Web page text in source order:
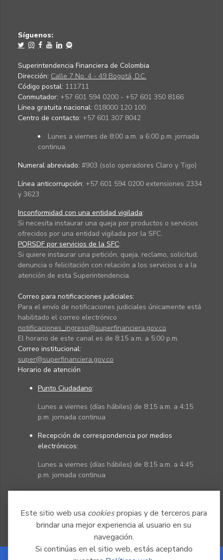
Este sitio web usa cookiespropias y de terceros para
brindar una mejor experiencia al usuario en su
navegación.
Si continúas en el sitio web, estás aceptando
Síguenos:
Superintendencia Financiera de Colombia
Dirección: Calle 7 No. 4 - 49 Bogotá, D.C.
Código postal: 111711
Conmutador: +57 601 594 0200 - +57 601 350 8166
Línea gratuita nacional: 018000 120 100
Centro de contacto: +57 601 307 8042
Lunes a viernes de 8:00 a.m. a 6:00 p.m. jornada
continua.
Numeral abreviado: #903 (solo operadores Claro y Tigo)
Línea anticorrupción: +57 601 594 0200 extensiones 2334
y 3623
Inconformidad con una entidad vigilada:
Si necesita instaurar una queja por productos o servicios
ofrecidos por una entidad vigilada por la SFC.
PQRSDF por servicios de la SFC:
Si quiere instaurar una petición, queja, reclamo, solicitud,
denuncia o felicitación con relación a los servicios o a la
atención de esta Superintendencia.
Correo para notificaciones judiciales:
Para el envío de notificaciones judiciales únicamente está
habilitado el correo electrónico
notificaciones_ingreso@superfinanciera.gov.co
El horario de este canal es de 8:15 a.m. a 5:00 p.m.
Correo institucional:
super@superfinanciera.gov.co
Horario de atención
Punto Ciudadano:
Lunes a viernes (días hábiles) de 8:15 a.m. a 4:15
p.m. jornada continua
Recepción de correspondencia por medios
electrónicos:
Lunes a viernes (días hábiles) de 8:15 a.m. a 4:45
p.m. jornada continua